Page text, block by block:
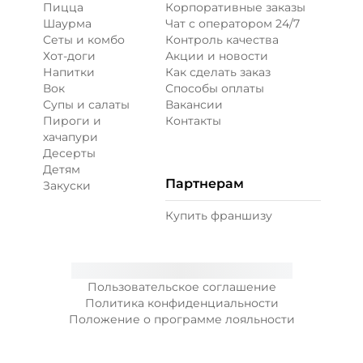
доставку еды на дом. Постоянно расширяем
зону доставки, готовим очень вкусно и
быстро — всё со скоростью летящего
дракона! Мы гарантируем, что наш курьер
доставит еду в зоне доставки Горно-Алтайска
максимально быстро — гораздо быстрее, чем
ты приготовишь.
В «ГРИЛЬ №1» можно заказать еду 24/7 с
круглосуточной доставкой домой или в офис
или выбрать самовывоз с ближайшего
ресторана. Просто сформируй заказ, выбрав
нужные блюда, и укажи способ получения
Алтайске», чтобы не пропустить выгодный
промокод от «Гриль №1» и поесть недорого и
вкусно.
Пользовательское соглашение
Политика конфиденциальности
Положение о программе лояльности
Пицца
Шаурма
Сеты и комбо
Хот-доги
Напитки
Вок
Супы и салаты
Пироги и
хачапури
Десерты
Детям
Закуски
Корпоративные заказы
Чат с оператором 24/7
Контроль качества
Акции и новости
Как сделать заказ
Способы оплаты
Вакансии
Контакты
Партнерам
Купить франшизу